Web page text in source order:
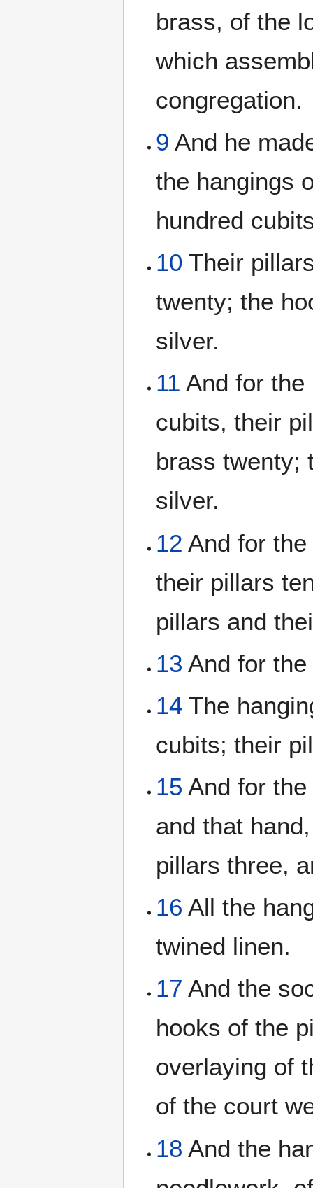
brass, of the
which
congregation.
9 And he
the hangings
hundred
10 Their
twenty; the
silver.
11 And for the
cubits, their
brass twenty;
silver.
12 And for
their pillars
pillars and
13 And for
14 The
cubits; their
15 And for
and that
pillars three,
16 All the
twined linen.
17 And the
hooks of the
overlaying of
of the court
18 And the